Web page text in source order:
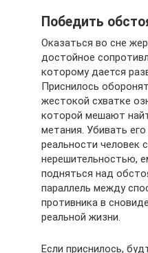
Победить
Оказаться во сне
достойное
которому дается
Приснилось
жестокой схватке
которой мешают
метания. Убивать
реальности человек
нерешительностью,
подняться над
параллель между
противника в
реальной жизни.
Если приснилось,